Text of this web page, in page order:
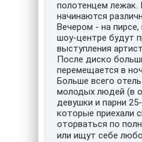
полотенцем лежак.
начинаются
Вечером - на пирсе,
шоу-центре будут
выступления
После диско
перемещается в
Больше всего
молодых людей (в
девушки и парни
которые приехали
оторваться по
или ищут себе